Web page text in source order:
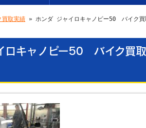
買取実績 » ホンダ ジャイロキャノピー50 バイク
ロキャノピー50 バイク買